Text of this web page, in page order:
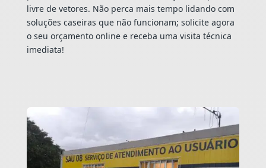
livre de vetores. Não perca mais tempo lidando com
soluções caseiras que não funcionam; solicite agora
o seu orçamento online e receba uma visita técnica
imediata!